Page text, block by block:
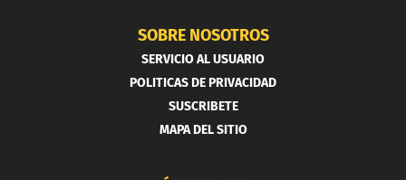
SOBRE NOSOTROS
SERVICIO AL USUARIO
POLITICAS DE PRIVACIDAD
SUSCRIBETE
MAPA DEL SITIO